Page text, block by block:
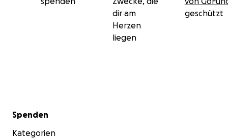
dir am
Herzen
liegen
geschützt
Sekundärmenü
Spenden
Kategorien